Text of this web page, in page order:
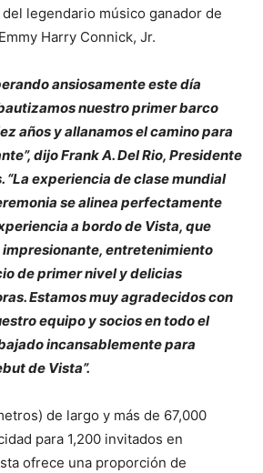
legendario músico ganador de
Harry Connick, Jr.
ansiosamente este día
nuestro primer barco
años y allanamos el camino para
dijo Frank A. Del Rio, Presidente
“La experiencia de clase mundial
se alinea perfectamente
a bordo de Vista, que
impresionante, entretenimiento
de primer nivel y delicias
Estamos muy agradecidos con
equipo y socios en todo el
incansablemente para
de Vista”.
de largo y más de 67,000
para 1,200 invitados en
ofrece una proporción de